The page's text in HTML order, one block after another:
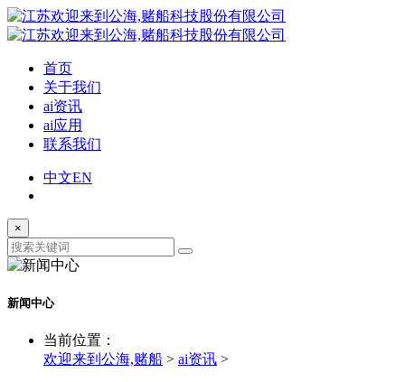
首页
关于我们
ai资讯
ai应用
联系我们
中文EN
×
新闻中心
当前位置：
欢迎来到公海,赌船 > ai资讯 >